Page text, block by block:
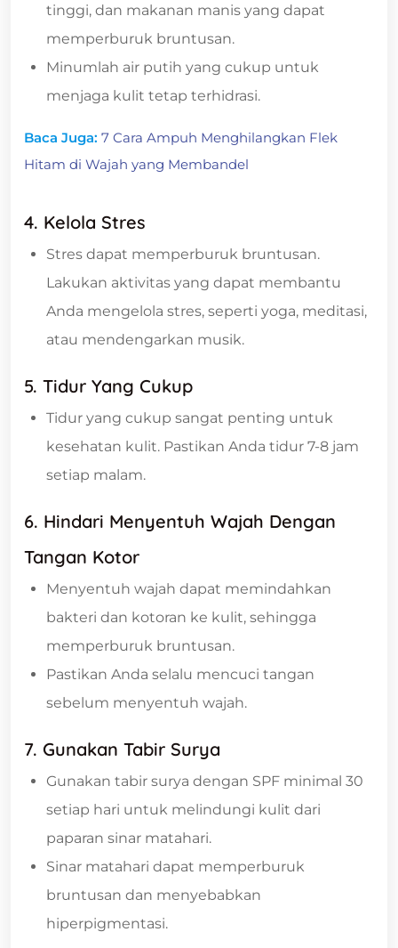
tinggi, dan makanan manis yang dapat
memperburuk bruntusan.
Minumlah air putih yang cukup untuk
menjaga kulit tetap terhidrasi.
Baca Juga: 7 Cara Ampuh Menghilangkan Flek
Hitam di Wajah yang Membandel
4. Kelola Stres
Stres dapat memperburuk bruntusan.
Lakukan aktivitas yang dapat membantu
Anda mengelola stres, seperti yoga, meditasi,
atau mendengarkan musik.
5. Tidur Yang Cukup
Tidur yang cukup sangat penting untuk
kesehatan kulit. Pastikan Anda tidur 7-8 jam
setiap malam.
6. Hindari Menyentuh Wajah Dengan
Tangan Kotor
Menyentuh wajah dapat memindahkan
bakteri dan kotoran ke kulit, sehingga
memperburuk bruntusan.
Pastikan Anda selalu mencuci tangan
sebelum menyentuh wajah.
7. Gunakan Tabir Surya
Gunakan tabir surya dengan SPF minimal 30
setiap hari untuk melindungi kulit dari
paparan sinar matahari.
Sinar matahari dapat memperburuk
bruntusan dan menyebabkan
hiperpigmentasi.